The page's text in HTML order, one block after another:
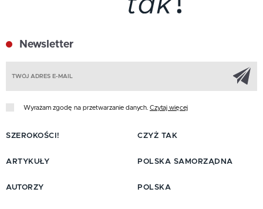
Newsletter
Wyrażam zgodę na przetwarzanie danych. Czytaj więcej
SZEROKOŚCI!
ARTYKUŁY
AUTORZY
CZYŻ TAK
POLSKA SAMORZĄDNA
POLSKA